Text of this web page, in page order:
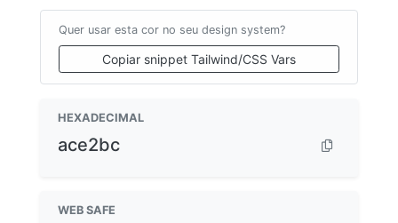
Quer usar esta cor no seu design system?
Copiar snippet Tailwind/CSS Vars
HEXADECIMAL
ace2bc
WEB SAFE